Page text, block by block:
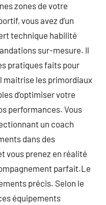
zones de votre
vous avez d’un
technique habilité
sur-mesure. Il
pratiques faits pour
maitrise les primordiaux
d’optimiser votre
performances. Vous
un coach
dans des
vous prenez en réalité
parfait.Le
précis. Selon le
équipements